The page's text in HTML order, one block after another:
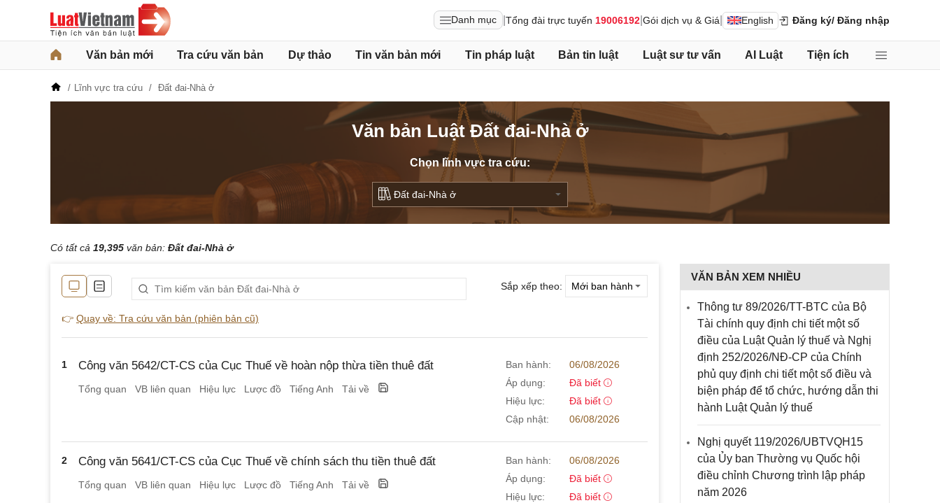
Danh mục Tổng đài trực tuyến 19006192 Gói dịch vụ & Giá English Đăng ký/ Đăng nhập
Văn bản mới Tra cứu văn bản Dự thảo Tin văn bản mới Tin pháp luật Bản tin luật Luật sư tư vấn AI Luật Tiện ích
Lĩnh vực tra cứu Đất đai-Nhà ở
Văn bản Luật Đất đai-Nhà ở
Chọn lĩnh vực tra cứu:
Có tất cả 19,395 văn bản: Đất đai-Nhà ở
Sắp xếp theo:
👉 Quay về: Tra cứu văn bản (phiên bản cũ)
1 Công văn 5642/CT-CS của Cục Thuế về hoàn nộp thừa tiền thuê đất
Tổng quan VB liên quan Hiệu lực Lược đồ Tiếng Anh Tải về
Ban hành:
06/08/2026
Áp dụng:
Đã biết
Hiệu lực:
Đã biết
Cập nhật:
06/08/2026
2 Công văn 5641/CT-CS của Cục Thuế về chính sách thu tiền thuê đất
Tổng quan VB liên quan Hiệu lực Lược đồ Tiếng Anh Tải về
Ban hành:
06/08/2026
Áp dụng:
Đã biết
Hiệu lực:
Đã biết
VĂN BẢN XEM NHIỀU
Thông tư 89/2026/TT-BTC của Bộ
Tài chính quy định chi tiết một số
điều của Luật Quản lý thuế và Nghị
định 252/2026/NĐ-CP của Chính
phủ quy định chi tiết một số điều và
biện pháp để tổ chức, hướng dẫn thi
hành Luật Quản lý thuế
Nghị quyết 119/2026/UBTVQH15
của Ủy ban Thường vụ Quốc hội
điều chỉnh Chương trình lập pháp
năm 2026